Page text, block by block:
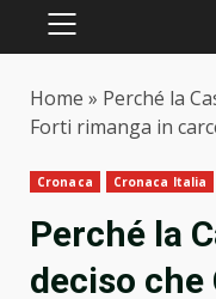
PRIMARY
Home » Perché la
Forti rimanga in
Cronaca Cronaca Italia
Perché la
deciso